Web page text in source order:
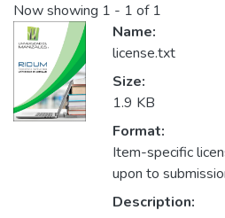
Now showing 1 - 1 of 1
Name:
license.txt
Size:
1.9 KB
Format:
Item-specific
upon to
Description: